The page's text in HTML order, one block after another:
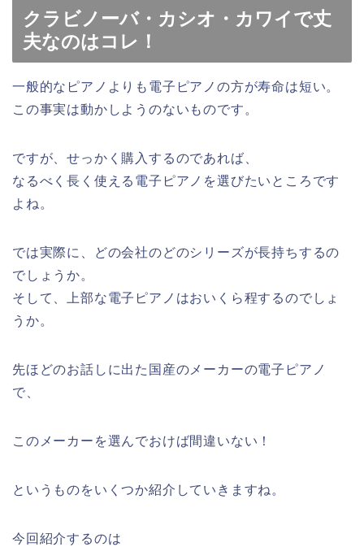
クラビノーバ・カシオ・カワイで丈
夫なのはコレ！
一般的なピアノよりも電子ピアノの方が寿命は短い。
この事実は動かしようのないものです。
ですが、せっかく購入するのであれば、
なるべく長く使える電子ピアノを選びたいところです
よね。
では実際に、どの会社のどのシリーズが長持ちするの
でしょうか。
そして、上部な電子ピアノはおいくら程するのでしょ
うか。
先ほどのお話しに出た国産のメーカーの電子ピアノ
で、
このメーカーを選んでおけば間違いない！
というものをいくつか紹介していきますね。
今回紹介するのは